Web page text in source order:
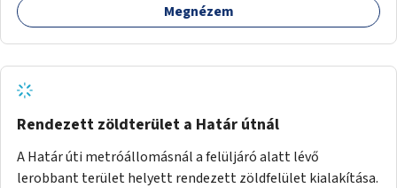
Megnézem
Rendezett zöldterület a Határ útnál
A Határ úti metróállomásnál a felüljáró alatt lévő
lerobbant terület helyett rendezett zöldfelület kialakítása.